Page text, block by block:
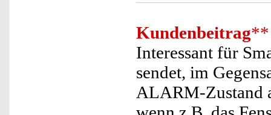
Kundenbeitrag**
Interessant für
sendet, im
ALARM-Zustand